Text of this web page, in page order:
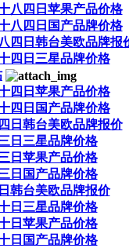
八四日苹果产品价格
八四日国产品牌价格
四日韩台美欧品牌报
四日三星品牌价格
四日苹果产品价格
四日国产品牌价格
日韩台美欧品牌报价
日三星品牌价格
日苹果产品价格
日国产品牌价格
韩台美欧品牌报价
日三星品牌价格
日苹果产品价格
日国产品牌价格